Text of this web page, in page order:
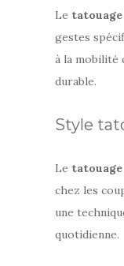
Le
gestes
à la mobilité
durable.
Style
Le
chez les
une
quotidienne.